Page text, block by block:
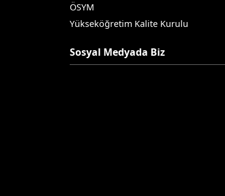
ÖSYM
Yükseköğretim Kalite Kurulu
Sosyal Medyada Biz